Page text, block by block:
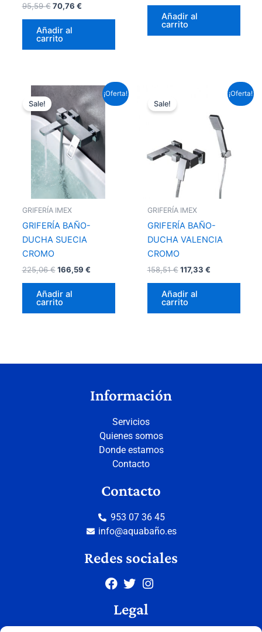
95,59€ 70,76 €
Añadir al
carrito
Añadir al
carrito
¡Oferta!
Sale!
GRIFERÍA IMEX
GRIFERÍA BAÑO-
DUCHA SUECIA
CROMO
225,06€
precio
original
era:
225,06 €.
166,59 €
El
precio
actual
es:
166,59 €.
Añadir al
carrito
¡Oferta!
Sale!
GRIFERÍA IMEX
GRIFERÍA BAÑO-
DUCHA VALENCIA
CROMO
158,51€
158,51 €.
117,33 €
precio
es:
117,33 €.
Añadir al
carrito
Información
Servicios
Quienes somos
Donde estamos
Contacto
Contacto
953 07 36 45
info@aquabaño.es
Redes sociales
Legal